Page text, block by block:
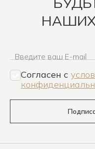
Введите ваш E-mail
Согласен c